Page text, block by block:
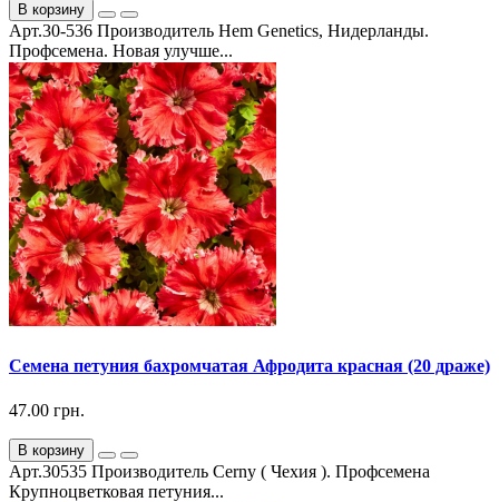
В корзину
Арт.30-536 Производитель Hem Genetics, Нидерланды.
Профсемена. Новая улучше...
Семена петуния бахромчатая Афродита красная (20 драже)
47.00 грн.
В корзину
Арт.30535 Производитель Cerny ( Чехия ). Профсемена
Крупноцветковая петуния...